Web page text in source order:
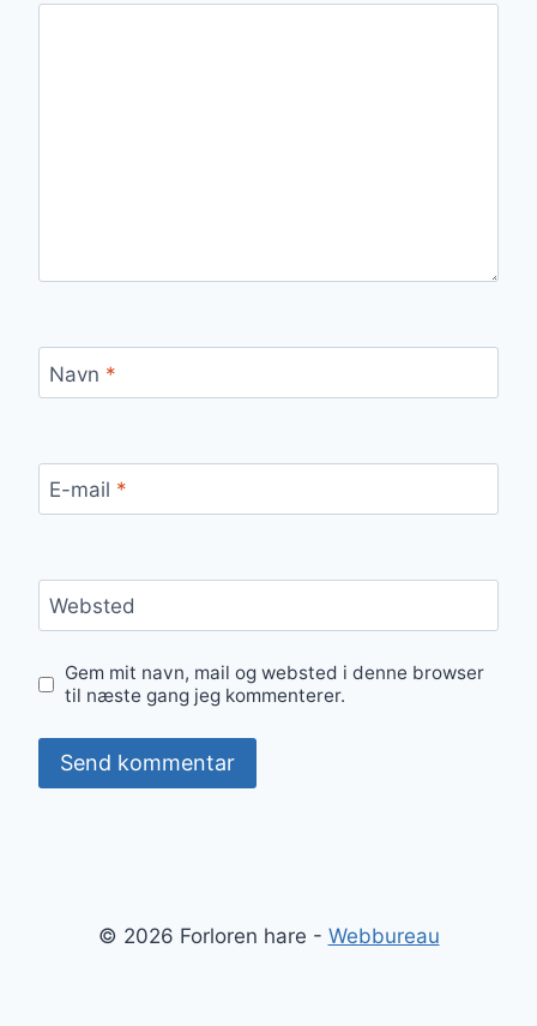
Navn *
E-mail *
Websted
Gem mit navn, mail og websted i denne browser
til næste gang jeg kommenterer.
© 2026 Forloren hare - Webbureau